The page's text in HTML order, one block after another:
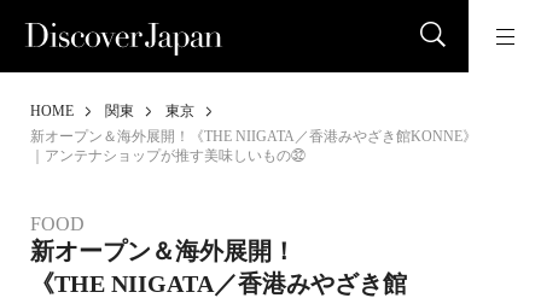
HOME 関東
東京
新オープン＆海外展開！《THE NIIGATA／香港みやざき館KONNE》
｜アンテナショップが推す美味しいもの㉜
FOOD
新オープン＆海外展開！
《THE NIIGATA／香港みやざき館